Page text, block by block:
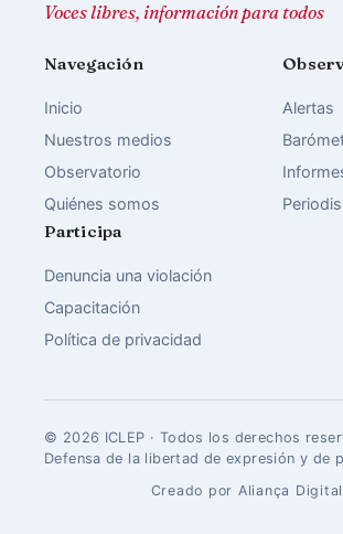
Voces libres, información para todos
Navegación
Inicio
Nuestros medios
Observatorio
Quiénes somos
Alertas
Participa
Denuncia una violación
Capacitación
Política de privacidad
© 2026 ICLEP · Todos los derechos
Defensa de la libertad de expresión y de
Creado por Aliança Digital